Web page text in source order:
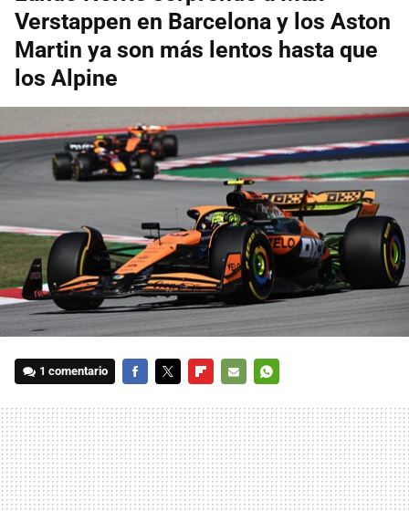
Verstappen en Barcelona y los Aston
Martin ya son más lentos hasta que
los Alpine
1 comentario
MAIL